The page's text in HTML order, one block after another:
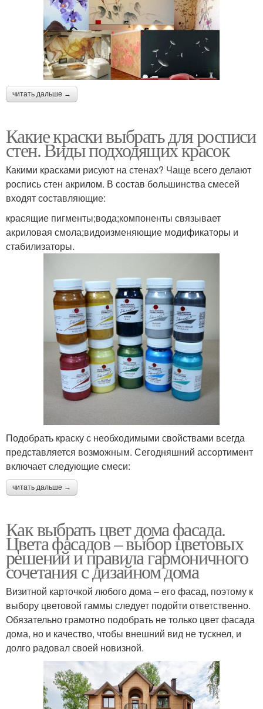
читать дальше →
Какие краски выбрать для росписи
стен. Виды подходящих красок
Какими красками рисуют на стенах? Чаще всего делают
роспись стен акрилом. В состав большинства смесей
входят составляющие:
красящие пигменты;вода;компоненты связывает
акриловая смола;видоизменяющие модификаторы и
стабилизаторы.
Подобрать краску с необходимыми свойствами всегда
представляется возможным. Сегодняшний ассортимент
включает следующие смеси:
читать дальше →
Как выбрать цвет дома фасада.
Цвета фасадов – выбор цветовых
решений и правила гармоничного
сочетания с дизайном дома
Визитной карточкой любого дома – его фасад, поэтому к
выбору цветовой гаммы следует подойти ответственно.
Обязательно грамотно подобрать не только цвет фасада
дома, но и качество, чтобы внешний вид не тускнел, и
долго радовал своей новизной.